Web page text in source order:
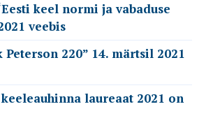
keel normi ja vabaduse
veebis
Peterson 220” 14. märtsil 2021
laureaat 2021 on